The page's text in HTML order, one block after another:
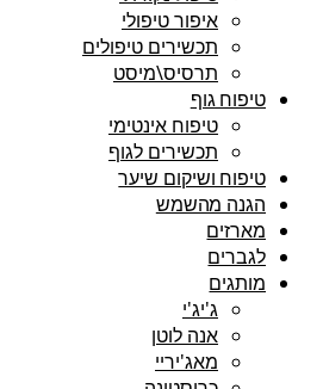
איפור טיפולי
תכשירים טיפולים
תרסיס\מיסט
טיפוח גוף
טיפוח אינטימי
תכשירים לגוף
טיפוח ושיקום שיער
הגנה מהשמש
מארזים
לגברים
מותגים
ג'יג'י
אנה לוטן
מאג'יריי